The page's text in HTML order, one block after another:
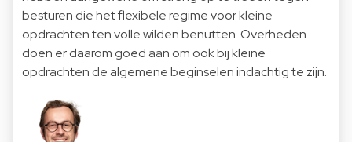
besturen die het flexibele regime voor kleine
opdrachten ten volle wilden benutten. Overheden
doen er daarom goed aan om ook bij kleine
opdrachten de algemene beginselen indachtig te zijn.